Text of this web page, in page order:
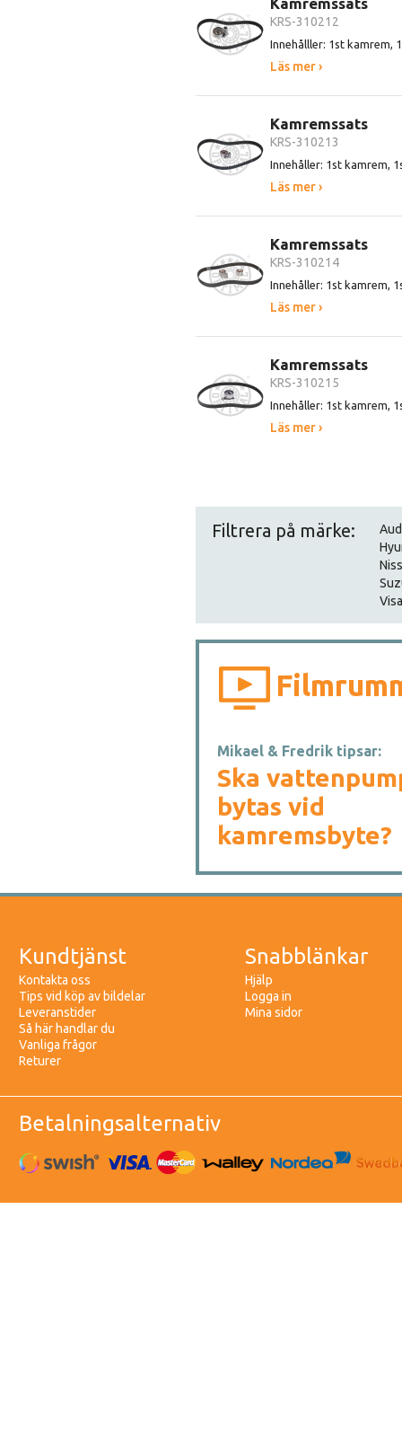
KRS-310212
Innehålller: 1st kamrem,
Läs mer ›
Kamremssats
KRS-310213
Innehåller: 1st kamrem,
Läs mer ›
Kamremssats
KRS-310214
Innehåller: 1st kamrem,
Läs mer ›
Kamremssats
KRS-310215
Innehåller: 1st kamrem,
Läs mer ›
Filtrera på märke:
Mikael & Fredrik tipsar:
Ska
bytas vid
kamremsbyte?
Kundtjänst
Kontakta oss
Tips vid köp av bildelar
Leveranstider
Så här handlar du
Vanliga frågor
Returer
Snabblänkar
Hjälp
Logga in
Mina sidor
Betalningsalternativ